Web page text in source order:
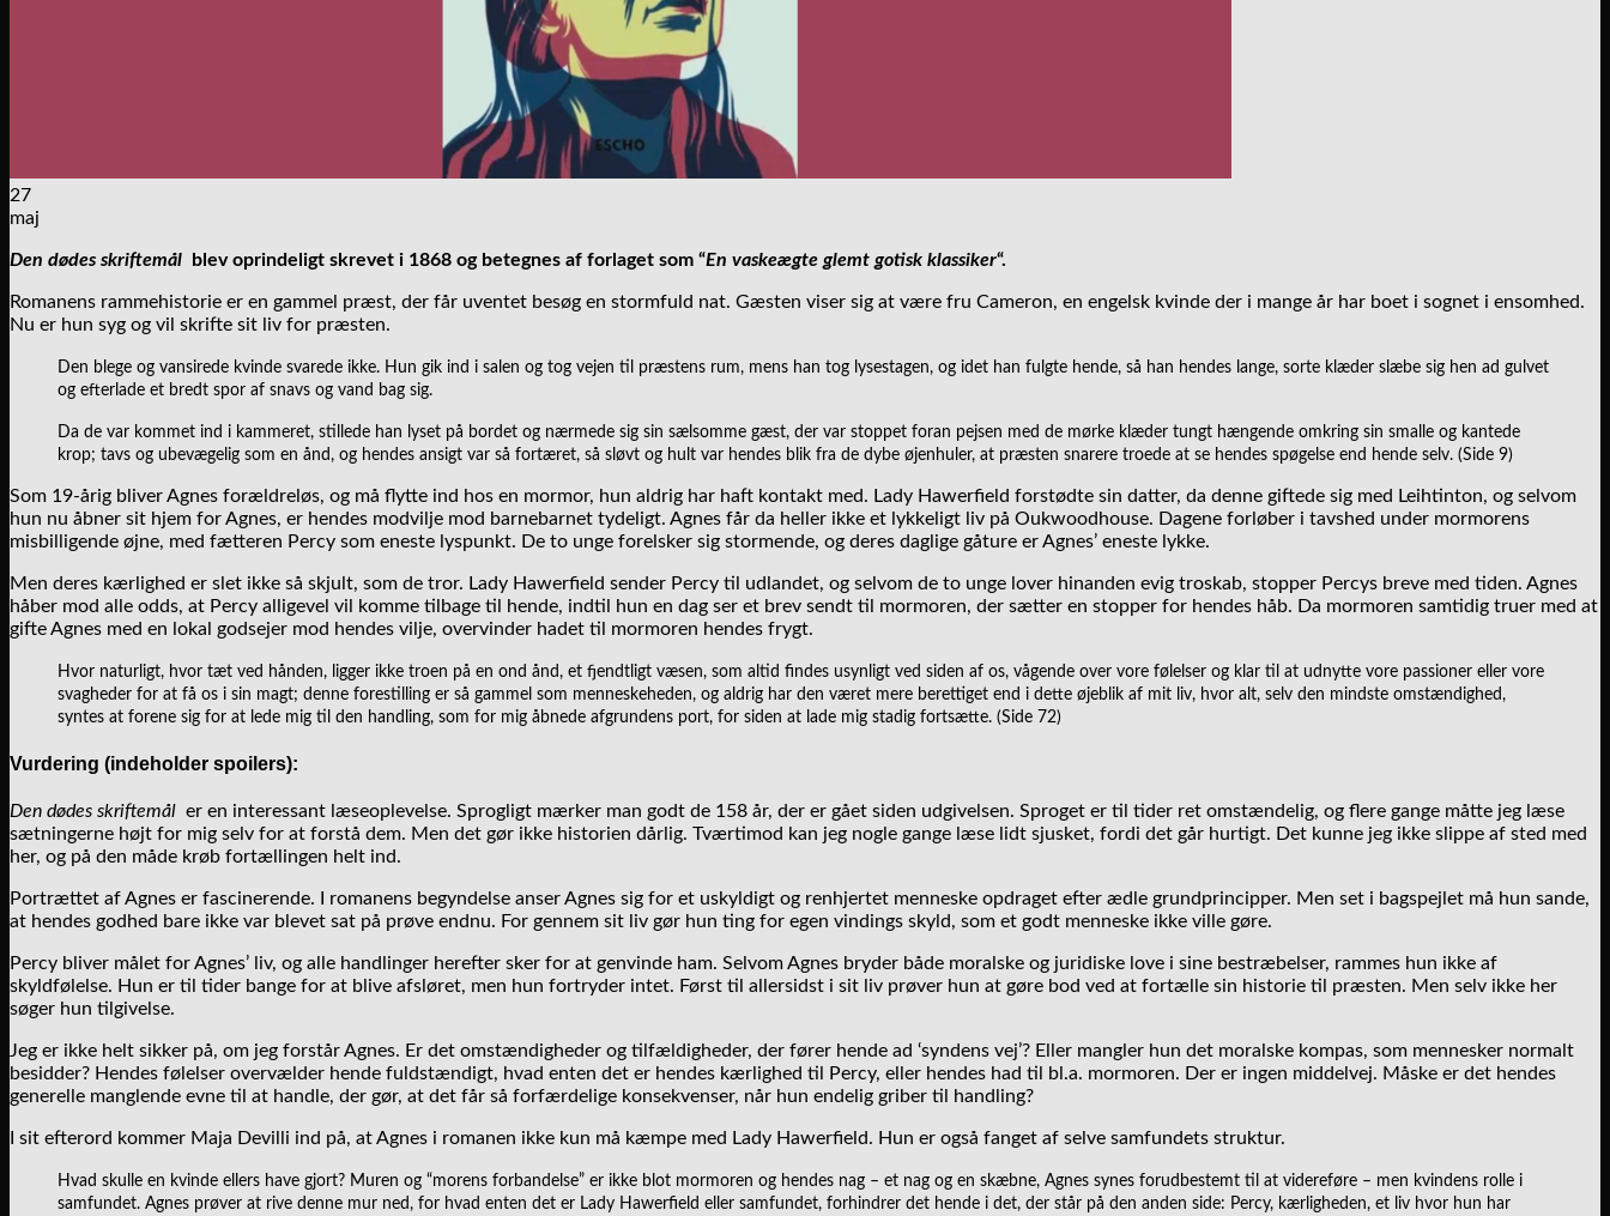
27
maj
Den dødes skriftemål blev oprindeligt skrevet i 1868 og betegnes af forlaget som “En vaskeægte glemt gotisk klassiker“.
Romanens rammehistorie er en gammel præst, der får uventet besøg en stormfuld nat. Gæsten viser sig at være fru Cameron, en engelsk kvinde der i mange år har boet i sognet i ensomhed.
Nu er hun syg og vil skrifte sit liv for præsten.
Den blege og vansirede kvinde svarede ikke. Hun gik ind i salen og tog vejen til præstens rum, mens han tog lysestagen, og idet han fulgte hende, så han hendes lange, sorte klæder slæbe sig hen ad gulvet
og efterlade et bredt spor af snavs og vand bag sig.
Da de var kommet ind i kammeret, stillede han lyset på bordet og nærmede sig sin sælsomme gæst, der var stoppet foran pejsen med de mørke klæder tungt hængende omkring sin smalle og kantede
krop; tavs og ubevægelig som en ånd, og hendes ansigt var så fortæret, så sløvt og hult var hendes blik fra de dybe øjenhuler, at præsten snarere troede at se hendes spøgelse end hende selv. (Side 9)
Som 19-årig bliver Agnes forældreløs, og må flytte ind hos en mormor, hun aldrig har haft kontakt med. Lady Hawerfield forstødte sin datter, da denne giftede sig med Leihtinton, og selvom
hun nu åbner sit hjem for Agnes, er hendes modvilje mod barnebarnet tydeligt. Agnes får da heller ikke et lykkeligt liv på Oukwoodhouse. Dagene forløber i tavshed under mormorens
misbilligende øjne, med fætteren Percy som eneste lyspunkt. De to unge forelsker sig stormende, og deres daglige gåture er Agnes’ eneste lykke.
Men deres kærlighed er slet ikke så skjult, som de tror. Lady Hawerfield sender Percy til udlandet, og selvom de to unge lover hinanden evig troskab, stopper Percys breve med tiden. Agnes
håber mod alle odds, at Percy alligevel vil komme tilbage til hende, indtil hun en dag ser et brev sendt til mormoren, der sætter en stopper for hendes håb. Da mormoren samtidig truer med at
gifte Agnes med en lokal godsejer mod hendes vilje, overvinder hadet til mormoren hendes frygt.
Hvor naturligt, hvor tæt ved hånden, ligger ikke troen på en ond ånd, et fjendtligt væsen, som altid findes usynligt ved siden af os, vågende over vore følelser og klar til at udnytte vore passioner eller vore
svagheder for at få os i sin magt; denne forestilling er så gammel som menneskeheden, og aldrig har den været mere berettiget end i dette øjeblik af mit liv, hvor alt, selv den mindste omstændighed,
syntes at forene sig for at lede mig til den handling, som for mig åbnede afgrundens port, for siden at lade mig stadig fortsætte. (Side 72)
Vurdering (indeholder spoilers):
Den dødes skriftemål er en interessant læseoplevelse. Sprogligt mærker man godt de 158 år, der er gået siden udgivelsen. Sproget er til tider ret omstændelig, og flere gange måtte jeg læse
sætningerne højt for mig selv for at forstå dem. Men det gør ikke historien dårlig. Tværtimod kan jeg nogle gange læse lidt sjusket, fordi det går hurtigt. Det kunne jeg ikke slippe af sted med
her, og på den måde krøb fortællingen helt ind.
Portrættet af Agnes er fascinerende. I romanens begyndelse anser Agnes sig for et uskyldigt og renhjertet menneske opdraget efter ædle grundprincipper. Men set i bagspejlet må hun sande,
at hendes godhed bare ikke var blevet sat på prøve endnu. For gennem sit liv gør hun ting for egen vindings skyld, som et godt menneske ikke ville gøre.
Percy bliver målet for Agnes’ liv, og alle handlinger herefter sker for at genvinde ham. Selvom Agnes bryder både moralske og juridiske love i sine bestræbelser, rammes hun ikke af
skyldfølelse. Hun er til tider bange for at blive afsløret, men hun fortryder intet. Først til allersidst i sit liv prøver hun at gøre bod ved at fortælle sin historie til præsten. Men selv ikke her
søger hun tilgivelse.
Jeg er ikke helt sikker på, om jeg forstår Agnes. Er det omstændigheder og tilfældigheder, der fører hende ad ‘syndens vej’? Eller mangler hun det moralske kompas, som mennesker normalt
besidder? Hendes følelser overvælder hende fuldstændigt, hvad enten det er hendes kærlighed til Percy, eller hendes had til bl.a. mormoren. Der er ingen middelvej. Måske er det hendes
generelle manglende evne til at handle, der gør, at det får så forfærdelige konsekvenser, når hun endelig griber til handling?
I sit efterord kommer Maja Devilli ind på, at Agnes i romanen ikke kun må kæmpe med Lady Hawerfield. Hun er også fanget af selve samfundets struktur.
Hvad skulle en kvinde ellers have gjort? Muren og “morens forbandelse” er ikke blot mormoren og hendes nag – et nag og en skæbne, Agnes synes forudbestemt til at videreføre – men kvindens rolle i
samfundet. Agnes prøver at rive denne mur ned, for hvad enten det er Lady Hawerfield eller samfundet, forhindrer det hende i det, der står på den anden side: Percy, kærligheden, et liv hvor hun har